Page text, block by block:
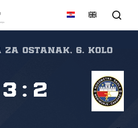
za ostanak, 6. kolo
3 : 2